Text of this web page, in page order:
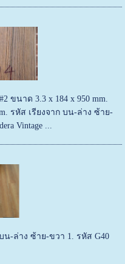
ขนาด 3.3 x 184 x 950 mm.
รหัส เรียงจาก บน-ล่าง ซ้าย-
Vintage ...
น-ล่าง ซ้าย-ขวา 1. รหัส G40